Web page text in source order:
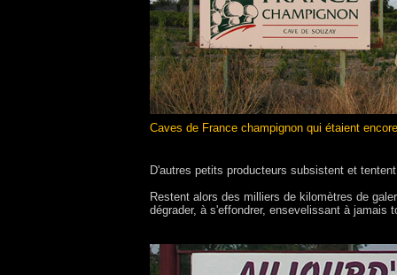
D'autres petits producteurs subsistent et
Restent alors des milliers de kilomètres de
dégrader, à s'effondrer, ensevelissant à jamais
Caves de France champignon qui étaient